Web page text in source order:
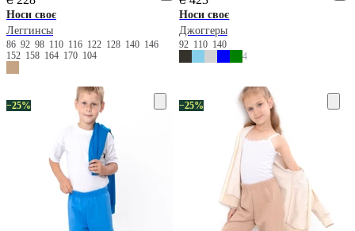
Носи своє
Леггинсы
86 92 98 110 116 122 128 140 146
152 158 164 170 104
Носи своє
Джоггеры
92 110 140
4
−25% −25%